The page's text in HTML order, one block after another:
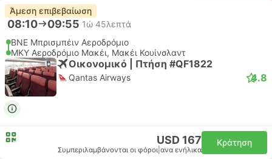
Άμεση επιβεβαίωση
08:10 09:55 1ώ 45λεπτά
BNE Μπρισμπέιν Αεροδρόμιο
MKY Αεροδρόμιο Μακέι, Μακέι Κουίνσλαντ
Οικονομικό | Πτήση #QF1822
Qantas Airways 4.8
USD 167
Συμπεριλαμβάνονται οι φόροι ανα ενήλικα
Κράτηση